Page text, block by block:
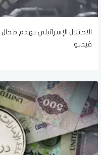
الاحتلال الإسرائيلي يهدم
فيديو